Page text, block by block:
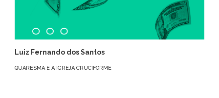
Luiz Fernando dos Santos
QUARESMA E A IGREJA CRUCIFORME